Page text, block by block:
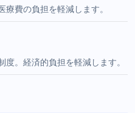
費の負担を軽減します。
。経済的負担を軽減します。